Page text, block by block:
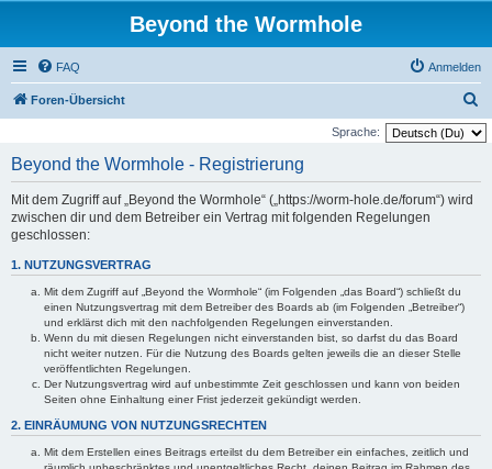
Beyond the Wormhole
FAQ Anmelden
Foren-Übersicht
u
Sprache:
Beyond the Wormhole - Registrierung
Mit dem Zugriff auf „Beyond the Wormhole“ („https://worm-hole.de/forum“) wird
zwischen dir und dem Betreiber ein Vertrag mit folgenden Regelungen
geschlossen:
1. NUTZUNGSVERTRAG
Mit dem Zugriff auf „Beyond the Wormhole“ (im Folgenden „das Board“) schließt du
einen Nutzungsvertrag mit dem Betreiber des Boards ab (im Folgenden „Betreiber“)
und erklärst dich mit den nachfolgenden Regelungen einverstanden.
Wenn du mit diesen Regelungen nicht einverstanden bist, so darfst du das Board
nicht weiter nutzen. Für die Nutzung des Boards gelten jeweils die an dieser Stelle
veröffentlichten Regelungen.
Der Nutzungsvertrag wird auf unbestimmte Zeit geschlossen und kann von beiden
Seiten ohne Einhaltung einer Frist jederzeit gekündigt werden.
2. EINRÄUMUNG VON NUTZUNGSRECHTEN
Mit dem Erstellen eines Beitrags erteilst du dem Betreiber ein einfaches, zeitlich und